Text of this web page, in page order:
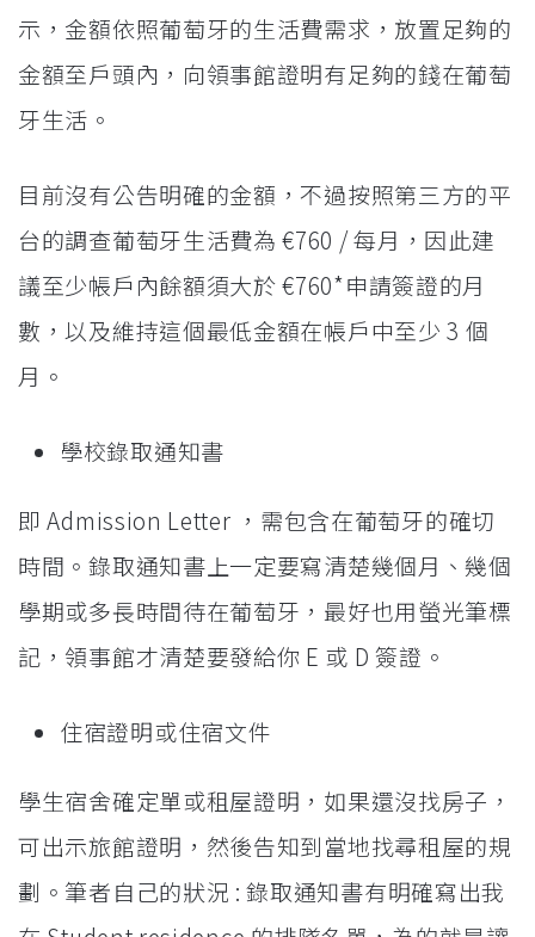
示，金額依照葡萄牙的生活費需求，放置足夠的
金額至戶頭內，向領事館證明有足夠的錢在葡萄
牙生活。
目前沒有公告明確的金額，不過按照第三方的平
台的調查葡萄牙生活費為 €760 / 每月，因此建
議至少帳戶內餘額須大於 €760*申請簽證的月
數，以及維持這個最低金額在帳戶中至少 3 個
月。
學校錄取通知書
即 Admission Letter ，需包含在葡萄牙的確切
時間。錄取通知書上一定要寫清楚幾個月、幾個
學期或多長時間待在葡萄牙，最好也用螢光筆標
記，領事館才清楚要發給你 E 或 D 簽證。
住宿證明或住宿文件
學生宿舍確定單或租屋證明，如果還沒找房子，
可出示旅館證明，然後告知到當地找尋租屋的規
劃。筆者自己的狀況 : 錄取通知書有明確寫出我